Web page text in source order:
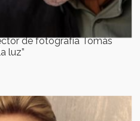
de fotografía Tomàs
luz”